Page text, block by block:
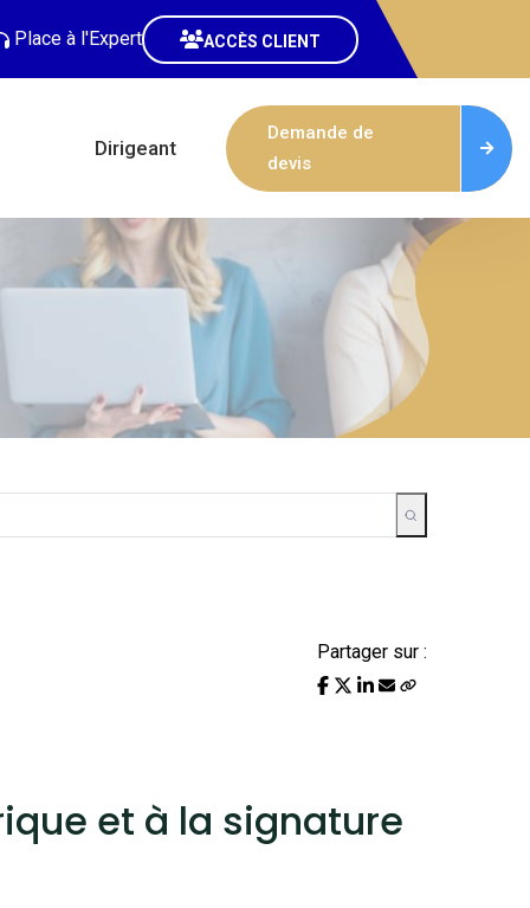
Place à l'Expert ACCÈS CLIENT
Dirigeant
Demande de
devis
Partager sur :
et à la signature